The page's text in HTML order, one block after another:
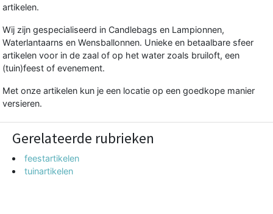
artikelen.
Wij zijn gespecialiseerd in Candlebags en Lampionnen,
Waterlantaarns en Wensballonnen. Unieke en betaalbare sfeer
artikelen voor in de zaal of op het water zoals bruiloft, een
(tuin)feest of evenement.
Met onze artikelen kun je een locatie op een goedkope manier
versieren.
Gerelateerde rubrieken
feestartikelen
tuinartikelen